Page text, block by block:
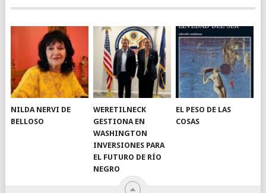
NILDA NERVI DE
BELLOSO
WERETILNECK
GESTIONA EN
WASHINGTON
INVERSIONES PARA
EL FUTURO DE RÍO
NEGRO
EL PESO DE LAS
COSAS